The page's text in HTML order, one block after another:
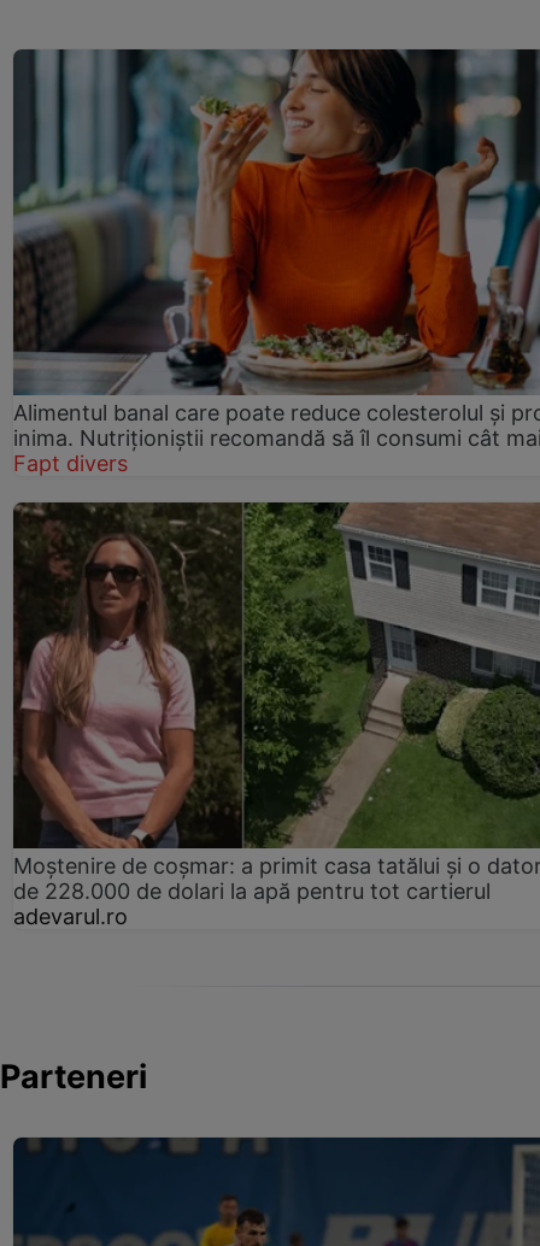
Alimentul banal care poate reduce colesterolul și
inima. Nutriționiștii recomandă să îl consumi cât
Fapt divers
Moștenire de coșmar: a primit casa tatălui și o
de 228.000 de dolari la apă pentru tot cartierul
adevarul.ro
Parteneri